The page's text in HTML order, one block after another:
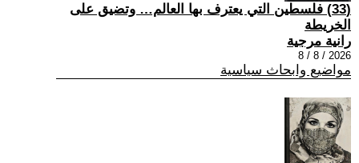
(33) فلسطين التي يعترف بها العالم… وتضيق على
الخريطة
رانية مرجية
2026 / 8 / 8
مواضيع وابحاث سياسية